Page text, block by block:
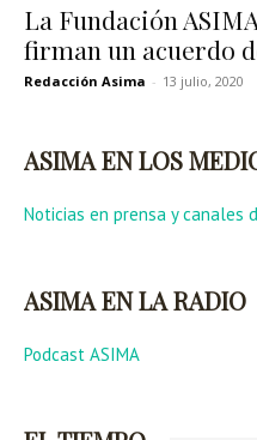
La Fundación
firman un acuerdo
Redacción Asima - 13 julio, 2020
ASIMA EN LOS
Noticias en prensa y canales
ASIMA EN LA RADIO
Podcast ASIMA